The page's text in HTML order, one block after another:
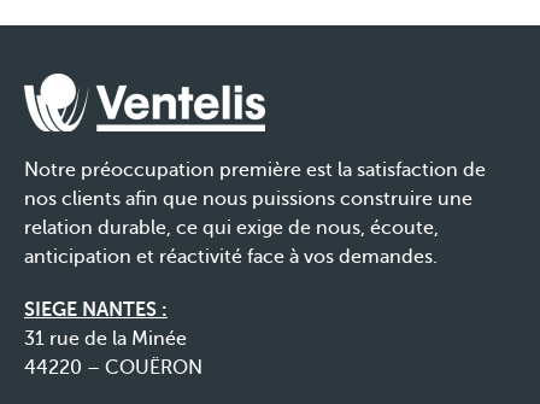
Notre préoccupation première est la satisfaction de
nos clients afin que nous puissions construire une
relation durable, ce qui exige de nous, écoute,
anticipation et réactivité face à vos demandes.
SIEGE NANTES :
31 rue de la Minée
44220 – COUËRON